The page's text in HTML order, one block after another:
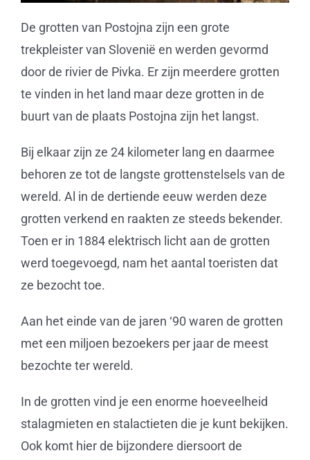
De grotten van Postojna zijn een grote
trekpleister van Slovenië en werden gevormd
door de rivier de Pivka. Er zijn meerdere grotten
te vinden in het land maar deze grotten in de
buurt van de plaats Postojna zijn het langst.
Bij elkaar zijn ze 24 kilometer lang en daarmee
behoren ze tot de langste grottenstelsels van de
wereld. Al in de dertiende eeuw werden deze
grotten verkend en raakten ze steeds bekender.
Toen er in 1884 elektrisch licht aan de grotten
werd toegevoegd, nam het aantal toeristen dat
ze bezocht toe.
Aan het einde van de jaren ‘90 waren de grotten
met een miljoen bezoekers per jaar de meest
bezochte ter wereld.
In de grotten vind je een enorme hoeveelheid
stalagmieten en stalactieten die je kunt bekijken.
Ook komt hier de bijzondere diersoort de